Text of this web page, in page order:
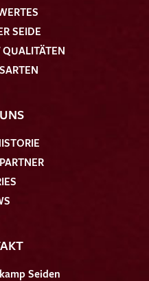
SEIDE
Seiden